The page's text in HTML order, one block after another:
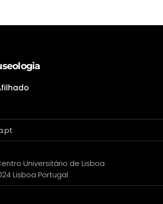
Universitário de Lisboa
Lisboa Portugal